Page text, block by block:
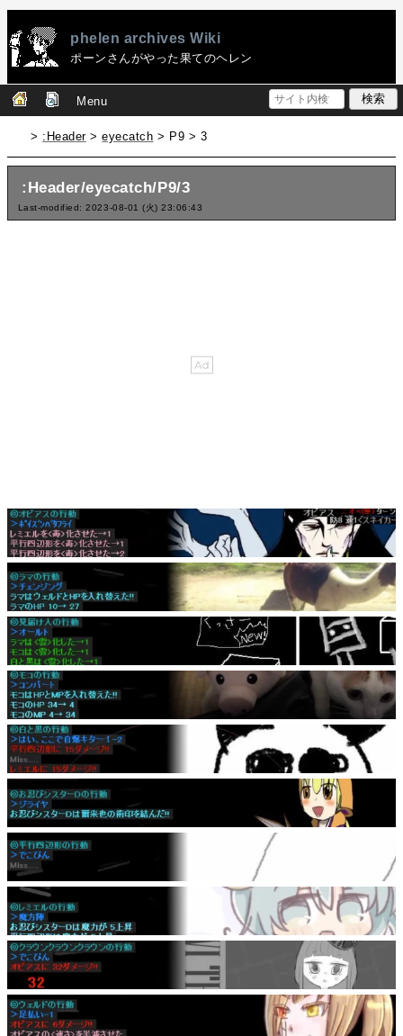
phelen archives Wiki
ポーンさんがやった果てのヘレン
Menu
> :Header>eyecatch > P9 > 3
:Header/eyecatch/P9/3
Last-modified: 2023-08-01 (火) 23:06:43